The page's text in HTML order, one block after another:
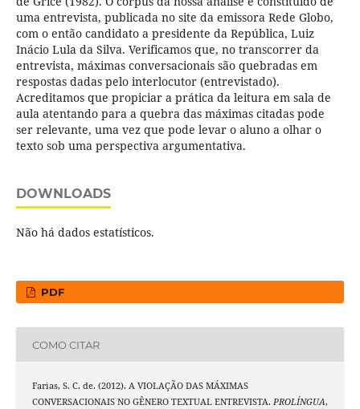
uma entrevista, publicada no site da emissora Rede Globo,
com o então candidato a presidente da República, Luiz
Inácio Lula da Silva. Verificamos que, no transcorrer da
entrevista, máximas conversacionais são quebradas em
respostas dadas pelo interlocutor (entrevistado).
Acreditamos que propiciar a prática da leitura em sala de
aula atentando para a quebra das máximas citadas pode
ser relevante, uma vez que pode levar o aluno a olhar o
texto sob uma perspectiva argumentativa.
DOWNLOADS
Não há dados estatísticos.
PDF
COMO CITAR
Farias, S. C. de. (2012). A VIOLAÇÃO DAS MÁXIMAS
CONVERSACIONAIS NO GÊNERO TEXTUAL ENTREVISTA. PROLÍNGUA,